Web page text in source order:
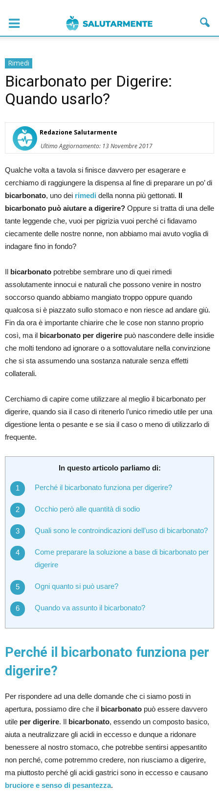
Rimedi
Bicarbonato per Digerire:
Quando usarlo?
Redazione Salutarmente
Ultimo Aggiornamento: 13 Novembre 2017
Qualche volta a tavola si finisce davvero per esagerare e
cerchiamo di raggiungere la dispensa al fine di preparare un po’ di
bicarbonato, uno dei rimedi della nonna più gettonati. Il
bicarbonato può aiutare a digerire? Oppure si tratta di una delle
tante leggende che, vuoi per pigrizia vuoi perché ci fidavamo
ciecamente delle nostre nonne, non abbiamo mai avuto voglia di
indagare fino in fondo?
Il bicarbonato potrebbe sembrare uno di quei rimedi
assolutamente innocui e naturali che possono venire in nostro
soccorso quando abbiamo mangiato troppo oppure quando
qualcosa si è piazzato sullo stomaco e non riesce ad andare giù.
Fin da ora è importante chiarire che le cose non stanno proprio
così, ma il bicarbonato per digerire può nascondere delle insidie
che molti tendono ad ignorare o a sottovalutare nella convinzione
che si sta assumendo una sostanza naturale senza effetti
collaterali.
Cerchiamo di capire come utilizzare al meglio il bicarbonato per
digerire, quando sia il caso di ritenerlo l’unico rimedio utile per una
digestione lenta o pesante e se sia il caso o meno di utilizzarlo di
frequente.
In questo articolo parliamo di:
Perché il bicarbonato funziona per digerire?
Occhio però alle quantità di sodio
Quali sono le controindicazioni dell’uso di bicarbonato?
Come preparare la soluzione a base di bicarbonato per
digerire
Ogni quanto si può usare?
Quando va assunto il bicarbonato?
Perché il bicarbonato funziona per
digerire?
Per rispondere ad una delle domande che ci siamo posti in
apertura, possiamo dire che il bicarbonato può essere davvero
utile per digerire. Il bicarbonato, essendo un composto basico,
aiuta a neutralizzare gli acidi in eccesso e dunque a ridonare
benessere al nostro stomaco, che potrebbe sentirsi appesantito
non perché, come potremmo credere, non riusciamo a digerire,
ma piuttosto perché gli acidi gastrici sono in eccesso e causano
bruciore e senso di pesantezza.